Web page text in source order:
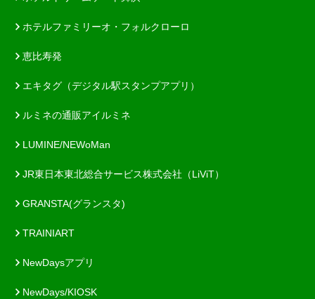
ホテルファミリーオ・フォルクローロ
恵比寿発
エキタグ（デジタル駅スタンプアプリ）
ルミネの通販アイルミネ
LUMINE/NEWoMan
JR東日本東北総合サービス株式会社（LiViT）
GRANSTA(グランスタ)
TRAINIART
NewDaysアプリ
NewDays/KIOSK